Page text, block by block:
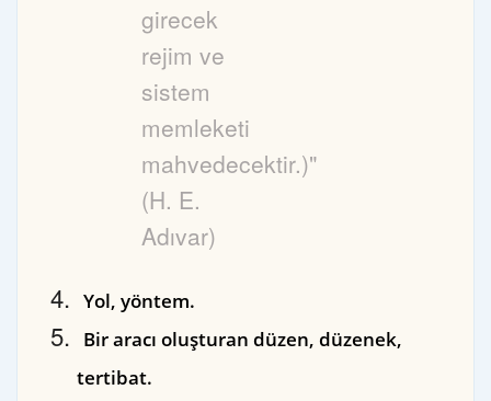
girecek
rejim ve
sistem
memleketi
mahvedecektir.)"
(H. E.
Adıvar)
Yol, yöntem.
Bir aracı oluşturan düzen, düzenek,
tertibat.